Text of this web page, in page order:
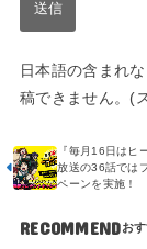
日本語の含まれ
稿できません。(
『毎月16日はヒ
放送の36話では
ペーンを実施！
RECOMMEND